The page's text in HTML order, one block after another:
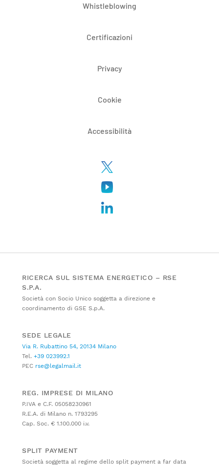
Whistleblowing
Certificazioni
Privacy
Cookie
Accessibilità
RICERCA SUL SISTEMA ENERGETICO – RSE
S.P.A.
Società con Socio Unico soggetta a direzione e
coordinamento di GSE S.p.A.
SEDE LEGALE
Via R. Rubattino 54, 20134 Milano
Tel. +39 023992.1
PEC rse@legalmail.it
REG. IMPRESE DI MILANO
P.IVA e C.F. 05058230961
R.E.A. di Milano n. 1793295
Cap. Soc. € 1.100.000 i.v.
SPLIT PAYMENT
Società soggetta al regime dello split payment a far data